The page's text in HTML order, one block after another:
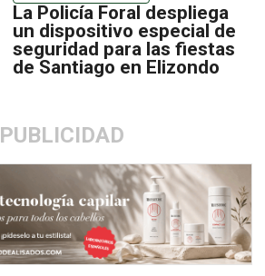
La Policía Foral despliega
un dispositivo especial de
seguridad para las fiestas
de Santiago en Elizondo
PUBLICIDAD